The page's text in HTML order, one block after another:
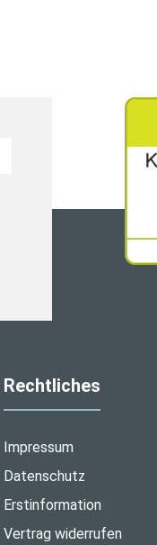
Rechtliches
Impressum
Datenschutz
Erstinformation
Vertrag widerrufen